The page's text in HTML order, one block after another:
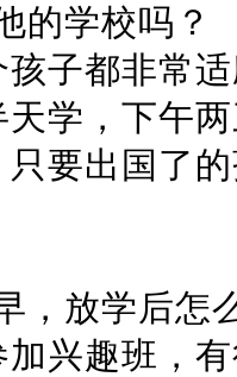
的学校吗？
子都非常
学，下午
要出国了
，放学后怎
兴趣班，